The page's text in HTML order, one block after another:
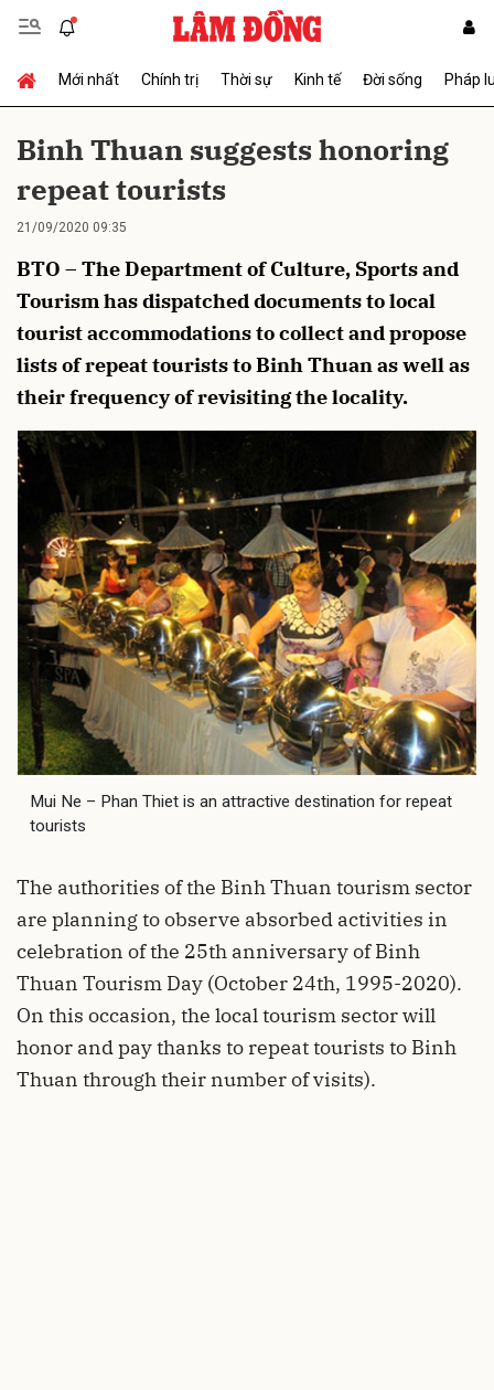
Mới nhất Chính trị Thời sự Kinh tế Đời sống Pháp
Binh Thuan suggests honoring
repeat tourists
21/09/2020 09:35
BTO – The Department of Culture, Sports and
Tourism has dispatched documents to local
tourist accommodations to collect and propose
lists of repeat tourists to Binh Thuan as well as
their frequency of revisiting the locality.
Mui Ne – Phan Thiet is an attractive destination for repeat
tourists
The authorities of the Binh Thuan tourism sector
are planning to observe absorbed activities in
celebration of the 25th anniversary of Binh
Thuan Tourism Day (October 24th, 1995-2020).
On this occasion, the local tourism sector will
honor and pay thanks to repeat tourists to Binh
Thuan through their number of visits).
Gửi bình luận
Hủy Gửi